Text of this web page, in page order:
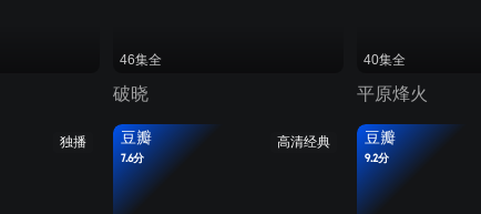
46集全
破晓
40集全
平原烽火
独播 高清经典
豆瓣
7.6分
豆瓣
9.2分